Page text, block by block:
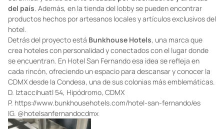
del país. Además, en la tienda del lobby se pueden encontrar
productos hechos por artesanos locales y artículos exclusivos del
hotel.
Detrás del proyecto está Bunkhouse Hotels, una marca que
crea hoteles con personalidad y conectados con el lugar donde
se encuentran. En Hotel San Fernando esa idea se refleja en
cada rincón, ofreciendo un espacio para descansar y conocer la
CDMX desde la Condesa, una de sus colonias más emblemáticas.
D. Iztaccihuatl 54, Hipódromo, CDMX
P. https://www.bunkhousehotels.com/hotel-san-fernando/es
IG. @hotelsanfernandocdmx